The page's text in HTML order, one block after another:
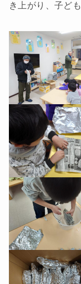
き上がり、子ど